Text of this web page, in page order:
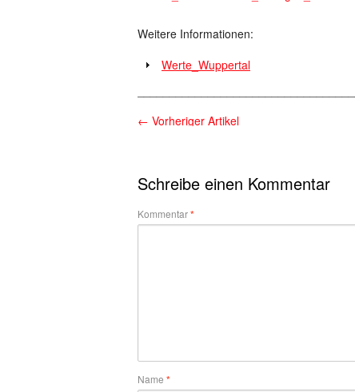
Weitere Informationen:
Werte_Wuppertal
← Vorheriger Artikel
Schreibe einen Kommentar
Kommentar*
Name *